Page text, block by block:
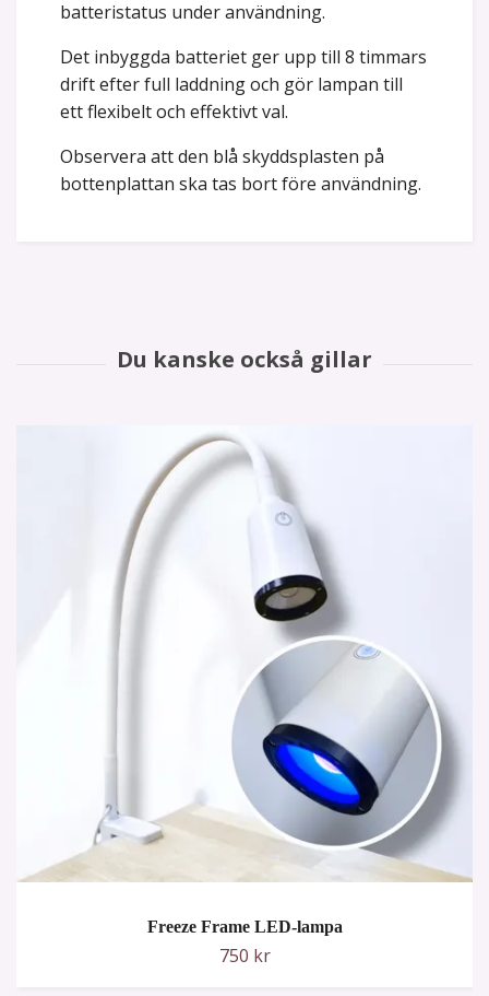
batteristatus under användning.
Det inbyggda batteriet ger upp till 8 timmars
drift efter full laddning och gör lampan till
ett flexibelt och effektivt val.
Observera att den blå skyddsplasten på
bottenplattan ska tas bort före användning.
Freeze Frame LED-lampa
750 kr